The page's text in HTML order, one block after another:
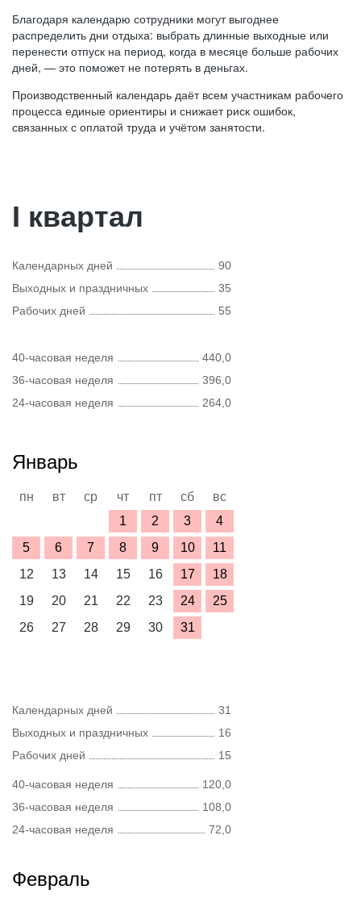
Благодаря календарю сотрудники могут выгоднее
распределить дни отдыха: выбрать длинные выходные или
перенести отпуск на период, когда в месяце больше рабочих
дней, — это поможет не потерять в деньгах.
Производственный календарь даёт всем участникам рабочего
процесса единые ориентиры и снижает риск ошибок,
связанных с оплатой труда и учётом занятости.
I квартал
Календарных дней
90
Выходных и праздничных
35
Рабочих дней
55
40-часовая неделя
440,0
36-часовая неделя
396,0
24-часовая неделя
264,0
Январь
пн вт ср чт пт сб
вс
1
2 3
4
5
6 7 8 9 10
11
12
13 14 15 16 17
18
19
20 21 22 23 24
25
26
27 28 29 30 31
Календарных дней
31
Выходных и праздничных
16
Рабочих дней
15
40-часовая неделя
120,0
36-часовая неделя
108,0
24-часовая неделя
72,0
Февраль